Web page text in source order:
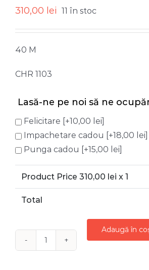
310,00 lei 11 în stoc
40 M
CHR 1103
Lasă-ne pe noi să ne
Felicitare [+10,00 lei]
Impachetare cadou
[+18,00 lei]
Punga cadou
[+15,00 lei]
Product Price 310,00 lei x 1
Total
Adaugă în